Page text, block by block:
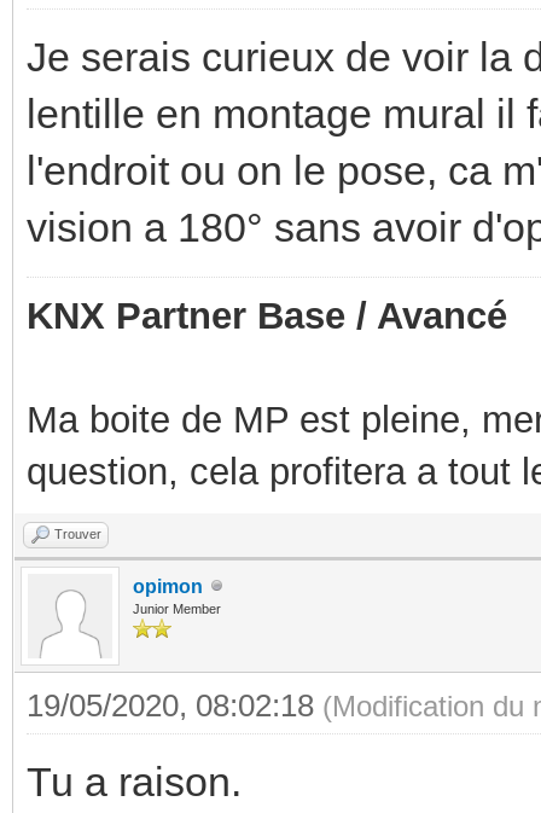
Je serais curieux de voir la
lentille en montage mural il
l'endroit ou on le pose, ca
vision a 180° sans avoir
KNX Partner Base / Avancé
Ma boite de MP est pleine,
question, cela profitera a tout
Trouver
opimon
Junior Member
19/05/2020, 08:02:18 (Modification du
Tu a raison.